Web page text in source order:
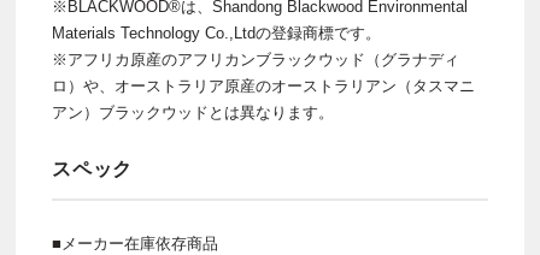
※BLACKWOOD®は、Shandong Blackwood Environmental
Materials Technology Co.,Ltdの登録商標です。
※アフリカ原産のアフリカンブラックウッド（グラナディ
ロ）や、オーストラリア原産のオーストラリアン（タスマニ
アン）ブラックウッドとは異なります。
スペック
■メーカー在庫依存商品